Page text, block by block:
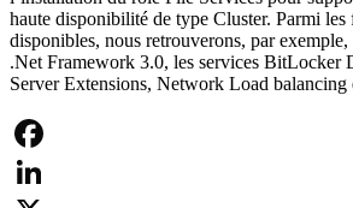
haute disponibilité de type Cluster. Parmi
disponibles, nous retrouverons, par
.Net Framework 3.0, les services BitLocker
Server Extensions, Network Load balancing
Facebook